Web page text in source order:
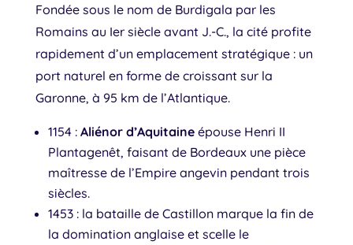
Fondée sous le nom de Burdigala par les
Romains au Ier siècle avant J.-C., la cité profite
rapidement d’un emplacement stratégique : un
port naturel en forme de croissant sur la
Garonne, à 95 km de l’Atlantique.
1154 : Aliénor d’Aquitaineépouse Henri II
Plantagenêt, faisant de Bordeaux une pièce
maîtresse de l’Empire angevin pendant trois
siècles.
1453 : la bataille de Castillon marque la fin de
la domination anglaise et scelle le